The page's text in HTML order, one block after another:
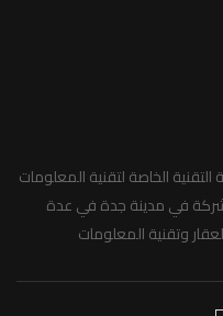
الخاصة لتقنية المعلومات
وتعمل الشركة في مدينة جدة في عدة
وتقنية المعلومات